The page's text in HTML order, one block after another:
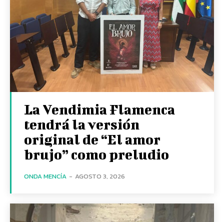
La Vendimia Flamenca
tendrá la versión
original de “El amor
brujo” como preludio
ONDA MENCÍA - AGOSTO 3, 2026